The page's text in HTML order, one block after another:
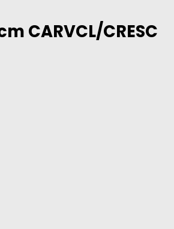
CARVCL/CRESC